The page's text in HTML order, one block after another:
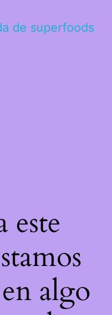
de superfoods
este
algo